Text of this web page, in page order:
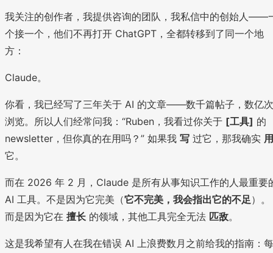
我关注的创作者，我提供咨询的团队，我私信中的创始人——
个接一个，他们不再打开 ChatGPT，全都转移到了同一个地
方：
Claude。
你看，我已经写了三年关于 AI 的文章——数千篇帖子，数亿次
浏览。所以人们经常问我：“Ruben，我看过你关于 [工具] 的
newsletter，但你真的在用吗？” 如果我 写 过它，那我确实 用
它。
而在 2026 年 2 月，Claude 是所有从事知识工作的人最重要
AI 工具。不是因为它完美（它不完美，我会指出它的不足 ）。
而是因为它在 擅长 的领域，其他工具完全无法 匹敌。
这是我希望有人在我在错误 AI 上浪费数月之前给我的指南：每